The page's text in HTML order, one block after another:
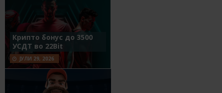
Крипто бонус до 3500
УСДТ во 22Bit
ЈУЛИ 29, 2026